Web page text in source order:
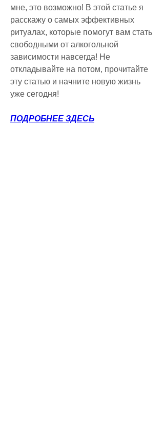
мне, это возможно! В этой статье я
расскажу о самых эффективных
ритуалах, которые помогут вам стать
свободными от алкогольной
зависимости навсегда! Не
откладывайте на потом, прочитайте
эту статью и начните новую жизнь
уже сегодня!
ПОДРОБНЕЕ ЗДЕСЬ